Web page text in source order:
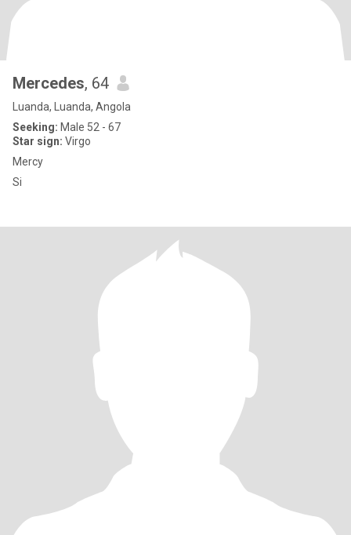
Mercedes, 64
Luanda, Luanda, Angola
Seeking: Male 52 - 67
Star sign: Virgo
Mercy
Si